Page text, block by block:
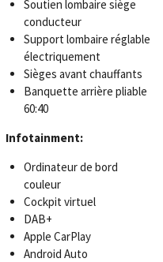
Soutien lombaire siège
conducteur
Support lombaire réglable
électriquement
Sièges avant chauffants
Banquette arrière pliable
60:40
Infotainment:
Ordinateur de bord
couleur
Cockpit virtuel
DAB+
Apple CarPlay
Android Auto